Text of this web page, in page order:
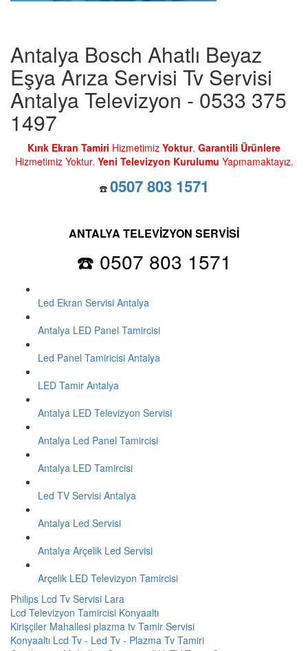
Antalya Bosch Ahatlı Beyaz
Eşya Arıza Servisi Tv Servisi
Antalya Televizyon - 0533 375
1497
Kırık Ekran Tamiri Hizmetimiz Yoktur. Garantili Ürünlere
Hizmetimiz Yoktur. Yeni Televizyon Kurulumu Yapmamaktayız.
☎️ 0507 803 1571
ANTALYA TELEVİZYON SERVİSİ
☎️ 0507 803 1571
Led Ekran Servisi Antalya
Antalya LED Panel Tamircisi
Led Panel Tamiricisi Antalya
LED Tamir Antalya
Antalya LED Televizyon Servisi
Antalya Led Panel Tamircisi
Antalya LED Tamircisi
Led TV Servisi Antalya
Antalya Led Servisi
Antalya Arçelik Led Servisi
Arçelik LED Televizyon Tamircisi
Philips Lcd Tv Servisi Lara
Lcd Televizyon Tamircisi Konyaaltı
Kirişçiler Mahallesi plazma tv Tamir Servisi
Konyaaltı Lcd Tv - Led Tv - Plazma Tv Tamiri